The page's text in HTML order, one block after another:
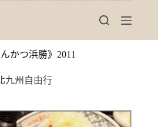
かつ浜勝》2011
九州自由行